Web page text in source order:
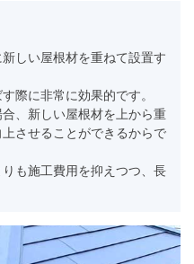
しい屋根材を重ねて設置す
際に非常に効果的です。
、新しい屋根材を上から重
させることができるからで
も施工費用を抑えつつ、長